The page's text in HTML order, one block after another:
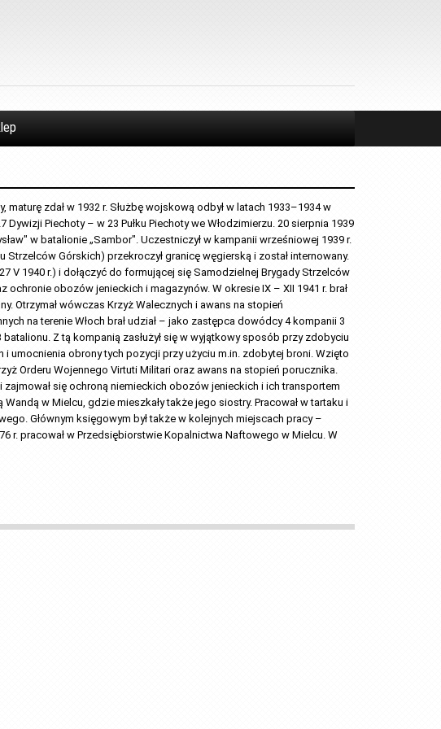
maturę zdał w 1932 r. Służbę wojskową odbył w latach 1933–1934 w
Piechoty – w 23 Pułku Piechoty we Włodzimierzu. 20 sierpnia 1939
w batalionie „Sambor". Uczestniczył w kampanii wrześniowej 1939 r.
Górskich) przekroczył granicę węgierską i został internowany.
V 1940 r.) i dołączyć do formującej się Samodzielnej Brygady Strzelców
obozów jenieckich i magazynów. W okresie IX – XII 1941 r. brał
Otrzymał wówczas Krzyż Walecznych i awans na stopień
na terenie Włoch brał udział – jako zastępca dowódcy 4 kompanii 3
Z tą kompanią zasłużył się w wyjątkowy sposób przy zdobyciu
umocnienia obrony tych pozycji przy użyciu m.in. zdobytej broni. Wzięto
Orderu Wojennego Virtuti Militari oraz awans na stopień porucznika.
się ochroną niemieckich obozów jenieckich i ich transportem
w Mielcu, gdzie mieszkały także jego siostry. Pracował w tartaku i
Głównym księgowym był także w kolejnych miejscach pracy –
r. pracował w Przedsiębiorstwie Kopalnictwa Naftowego w Mielcu. W